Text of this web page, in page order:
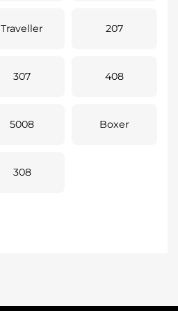
Traveller 207
307 408
5008 Boxer
308